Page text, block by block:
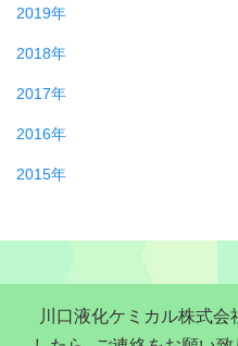
2019年
2018年
2017年
2016年
2015年
川口液化ケミカル株式会